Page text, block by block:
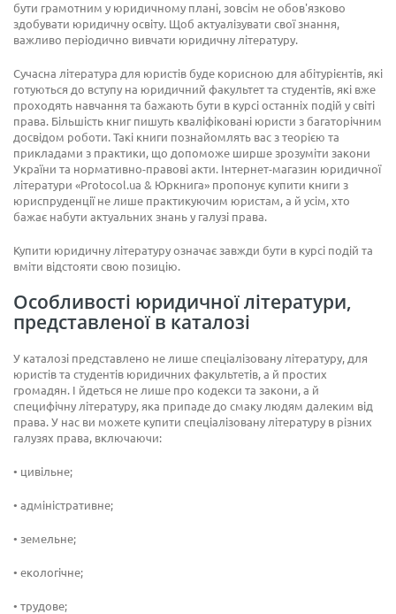
бути грамотним у юридичному плані, зовсім не обов'язково
здобувати юридичну освіту. Щоб актуалізувати свої знання,
важливо періодично вивчати юридичну літературу.
Сучасна література для юристів буде корисною для абітурієнтів, які
готуються до вступу на юридичний факультет та студентів, які вже
проходять навчання та бажають бути в курсі останніх подій у світі
права. Більшість книг пишуть кваліфіковані юристи з багаторічним
досвідом роботи. Такі книги познайомлять вас з теорією та
прикладами з практики, що допоможе ширше зрозуміти закони
України та нормативно-правові акти. Інтернет-магазин юридичної
літератури «Protocol.ua & Юркнига» пропонує купити книги з
юриспруденції не лише практикуючим юристам, а й усім, хто
бажає набути актуальних знань у галузі права.
Купити юридичну літературу означає завжди бути в курсі подій та
вміти відстояти свою позицію.
Особливості юридичної літератури,
представленої в каталозі
У каталозі представлено не лише спеціалізовану літературу, для
юристів та студентів юридичних факультетів, а й простих
громадян. І йдеться не лише про кодекси та закони, а й
специфічну літературу, яка припаде до смаку людям далеким від
права. У нас ви можете купити спеціалізовану літературу в різних
галузях права, включаючи:
• цивільне;
• адміністративне;
• земельне;
• екологічне;
• трудове;